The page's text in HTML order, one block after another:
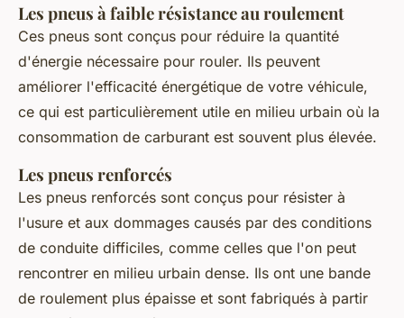
Les pneus à faible résistance au roulement
Ces pneus sont conçus pour réduire la quantité
d'énergie nécessaire pour rouler. Ils peuvent
améliorer l'efficacité énergétique de votre véhicule,
ce qui est particulièrement utile en milieu urbain où la
consommation de carburant est souvent plus élevée.
Les pneus renforcés
Les pneus renforcés sont conçus pour résister à
l'usure et aux dommages causés par des conditions
de conduite difficiles, comme celles que l'on peut
rencontrer en milieu urbain dense. Ils ont une bande
de roulement plus épaisse et sont fabriqués à partir